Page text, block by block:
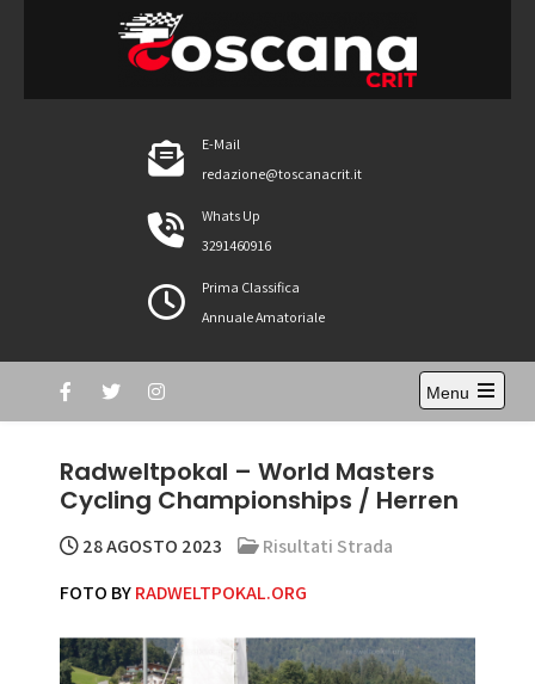
ToscanaCRIT
RIDE4WIN
E-Mail
redazione@toscanacrit.it
Whats Up
3291460916
Prima Classifica
Annuale Amatoriale
Menu
Open
Radweltpokal – World Masters
Cycling Championships / Herren
28 AGOSTO 2023
Risultati Strada
FOTO BYRADWELTPOKAL.ORG